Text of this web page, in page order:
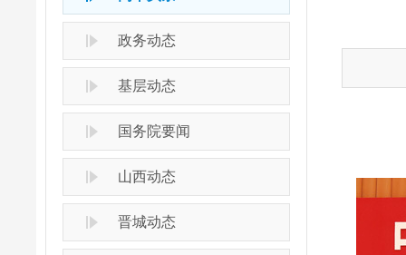
政务动态
基层动态
国务院要闻
山西动态
晋城动态